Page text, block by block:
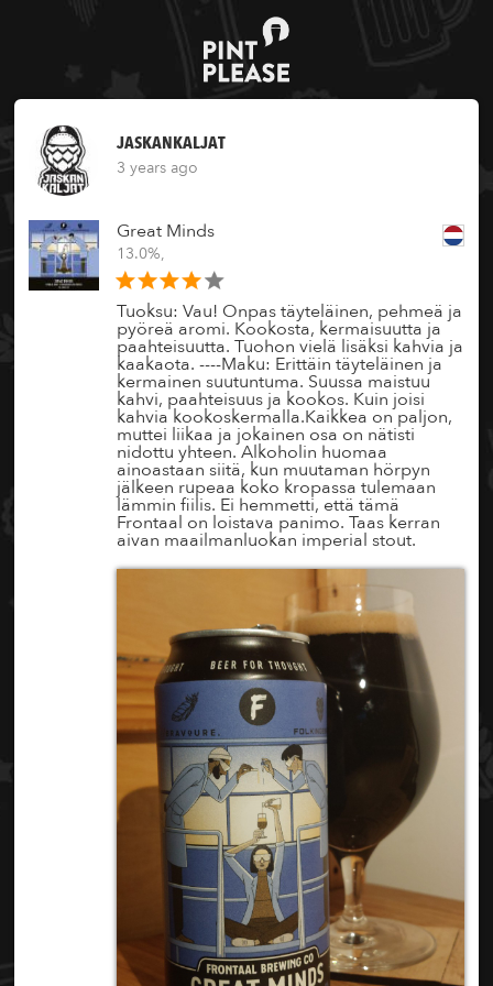
JASKANKALJAT
3 years ago
Great Minds
13.0%,
Tuoksu: Vau! Onpas täyteläinen, pehmeä ja
pyöreä aromi. Kookosta, kermaisuutta ja
paahteisuutta. Tuohon vielä lisäksi kahvia ja
kaakaota. ----Maku: Erittäin täyteläinen ja
kermainen suutuntuma. Suussa maistuu
kahvi, paahteisuus ja kookos. Kuin joisi
kahvia kookoskermalla.Kaikkea on paljon,
muttei liikaa ja jokainen osa on nätisti
nidottu yhteen. Alkoholin huomaa
ainoastaan siitä, kun muutaman hörpyn
jälkeen rupeaa koko kropassa tulemaan
lämmin fiilis. Ei hemmetti, että tämä
Frontaal on loistava panimo. Taas kerran
aivan maailmanluokan imperial stout.